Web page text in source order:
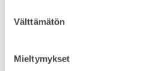
valinta
Välttämätön
Mieltymykset
Järjestäjän mukaan